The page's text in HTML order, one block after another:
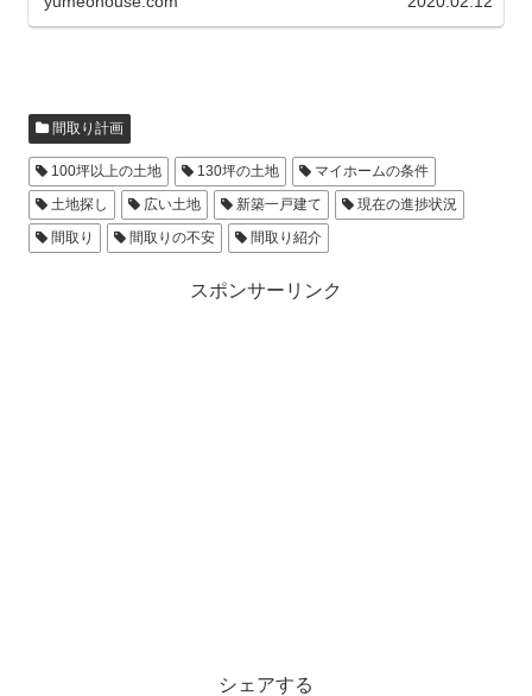
間取り計画
100坪以上の土地 130坪の土地
マイホームの条件
土地探し
広い土地 新築一戸建て
現在の進捗状況
間取り
間取りの不安 間取り紹介
スポンサーリンク
シェアする